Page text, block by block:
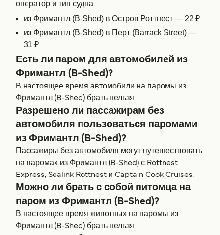
оператор и тип судна.
из Фримантл (B-Shed) в Остров Роттнест — 22 ₽
из Фримантл (B-Shed) в Перт (Barrack Street) —
31 ₽
Есть ли паром для автомобилей из
Фримантл (B-Shed)?
В настоящее время автомобили на паромы из
Фримантл (B-Shed) брать нельзя.
Разрешено ли пассажирам без
автомобиля пользоваться паромами
из Фримантл (B-Shed)?
Пассажиры без автомобиля могут путешествовать
на паромах из Фримантл (B-Shed) с Rottnest
Express, Sealink Rottnest и Captain Cook Cruises.
Можно ли брать с собой питомца на
паром из Фримантл (B-Shed)?
В настоящее время животных на паромы из
Фримантл (B-Shed) брать нельзя.